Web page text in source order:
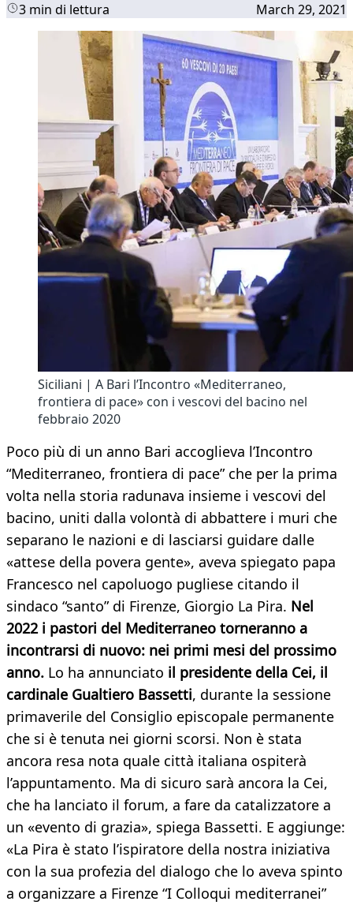
3 min di lettura March 29, 2021
Siciliani | A Bari l’Incontro «Mediterraneo,
frontiera di pace» con i vescovi del bacino nel
febbraio 2020
Poco più di un anno Bari accoglieva l’Incontro
“Mediterraneo, frontiera di pace” che per la prima
volta nella storia radunava insieme i vescovi del
bacino, uniti dalla volontà di abbattere i muri che
separano le nazioni e di lasciarsi guidare dalle
«attese della povera gente», aveva spiegato papa
Francesco nel capoluogo pugliese citando il
sindaco “santo” di Firenze, Giorgio La Pira. Nel
2022 i pastori del Mediterraneo torneranno a
incontrarsi di nuovo: nei primi mesi del prossimo
anno. Lo ha annunciato il presidente della Cei, il
cardinale Gualtiero Bassetti, durante la sessione
primaverile del Consiglio episcopale permanente
che si è tenuta nei giorni scorsi. Non è stata
ancora resa nota quale città italiana ospiterà
l’appuntamento. Ma di sicuro sarà ancora la Cei,
che ha lanciato il forum, a fare da catalizzatore a
un «evento di grazia», spiega Bassetti. E aggiunge:
«La Pira è stato l’ispiratore della nostra iniziativa
con la sua profezia del dialogo che lo aveva spinto
a organizzare a Firenze “I Colloqui mediterranei”